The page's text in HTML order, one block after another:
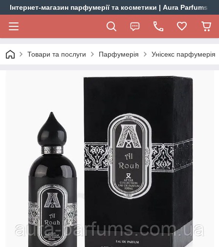
Інтернет-магазин парфумерії та косметики | Aura Parfums
Товари та послуги Парфумерія Унісекс парфумерія